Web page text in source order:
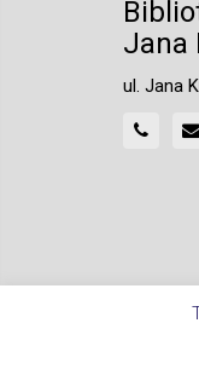
Jana
ul. Jana